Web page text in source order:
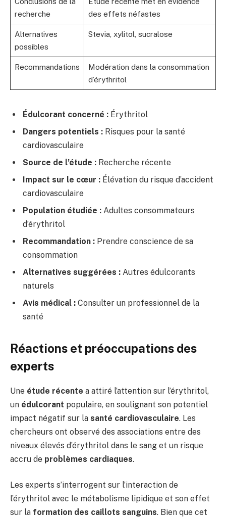
recherche
des effets néfastes
Alternatives
possibles
Stevia, xylitol, sucralose
Recommandations
Modération dans la consommation
d’érythritol
Édulcorant concerné : Érythritol
Dangers potentiels : Risques pour la santé
cardiovasculaire
Source de l’étude : Recherche récente
Impact sur le cœur : Élévation du risque d’accident
cardiovasculaire
Population étudiée : Adultes consommateurs
d’érythritol
Recommandation : Prendre conscience de sa
consommation
Alternatives suggérées : Autres édulcorants
naturels
Avis médical : Consulter un professionnel de la
santé
Réactions et préoccupations des
experts
Une étude récente a attiré l’attention sur l’érythritol,
un édulcorant populaire, en soulignant son potentiel
impact négatif sur la santé cardiovasculaire. Les
chercheurs ont observé des associations entre des
niveaux élevés d’érythritol dans le sang et un risque
accru de problèmes cardiaques.
Les experts s’interrogent sur l’interaction de
l’érythritol avec le métabolisme lipidique et son effet
sur la formation des caillots sanguins. Bien que cet